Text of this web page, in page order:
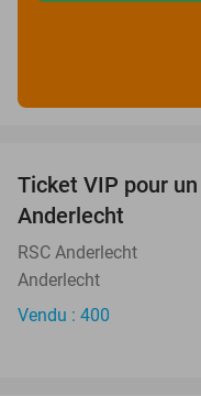
OUT
Ticket VIP pour
Anderlecht
RSC Anderlecht
Anderlecht
Vendu : 400